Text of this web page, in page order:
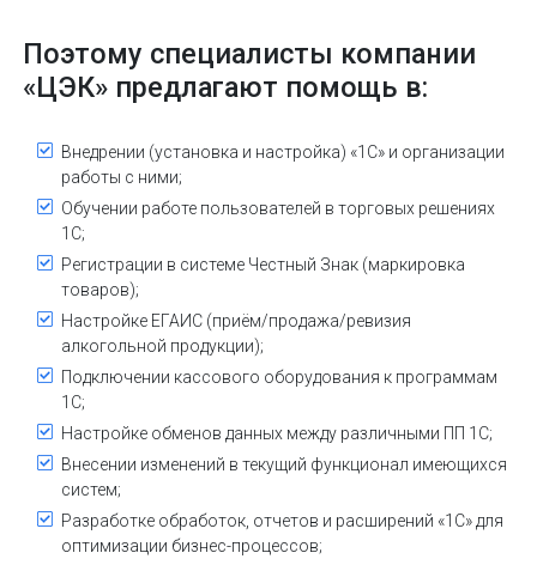
Поэтому специалисты компании
«ЦЭК» предлагают помощь в:
Внедрении (установка и настройка) «1С» и организации
работы с ними;
Обучении работе пользователей в торговых решениях
1С;
Регистрации в системе Честный Знак (маркировка
товаров);
Настройке ЕГАИС (приём/продажа/ревизия
алкогольной продукции);
Подключении кассового оборудования к программам
1С;
Настройке обменов данных между различными ПП 1С;
Внесении изменений в текущий функционал имеющихся
систем;
Разработке обработок, отчетов и расширений «1С» для
оптимизации бизнес-процессов;